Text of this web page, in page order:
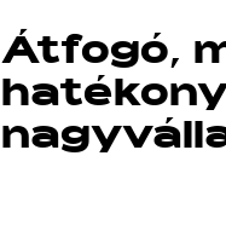
Átfogó,